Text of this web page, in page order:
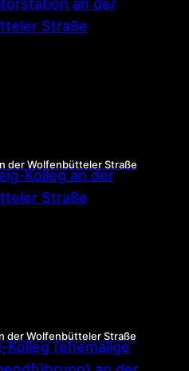
der Wolfenbütteler Straße
der Wolfenbütteler Straße